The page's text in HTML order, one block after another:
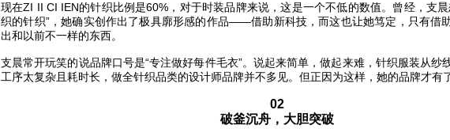
现在ZI II CI IEN的针织比例是60%，对于时装品牌来说，这是一个不低的数值。曾经，支
织的针织”，她确实创作出了极具廓形感的作品——借助新科技，而这也让她笃定，只有借
出和以前不一样的东西。
支晨常开玩笑的说品牌口号是“专注做好每件毛衣”。说起来简单，做起来难，针织服装从纱
工序太复杂且耗时长，做全针织品类的设计师品牌并不多见。但正因为这样，她的品牌才有
02
破釜沉舟，大胆突破